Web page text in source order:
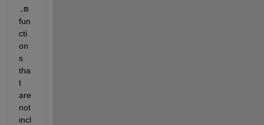
.m
fun
cti
on
s
tha
t
are
not
incl